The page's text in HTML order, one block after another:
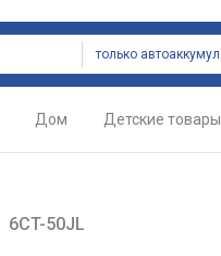
Дом Детские товары
6CT-50JL